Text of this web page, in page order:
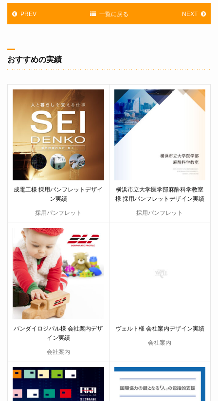
PREV 一覧に戻る NEXT
おすすめの実績
成電工様 採用パンフレットデザイ
ン実績
採用パンフレット
横浜市立大学医学部麻酔科学教室
様 採用パンフレットデザイン実績
採用パンフレット
バンダイロジパル様 会社案内デザ
イン実績
会社案内
ヴェルト様 会社案内デザイン実績
会社案内